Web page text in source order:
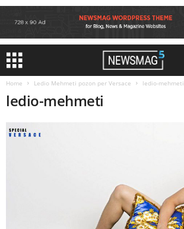
Home Ledio Mehmeti pozon per Versace ledio-mehmeti
ledio-mehmeti